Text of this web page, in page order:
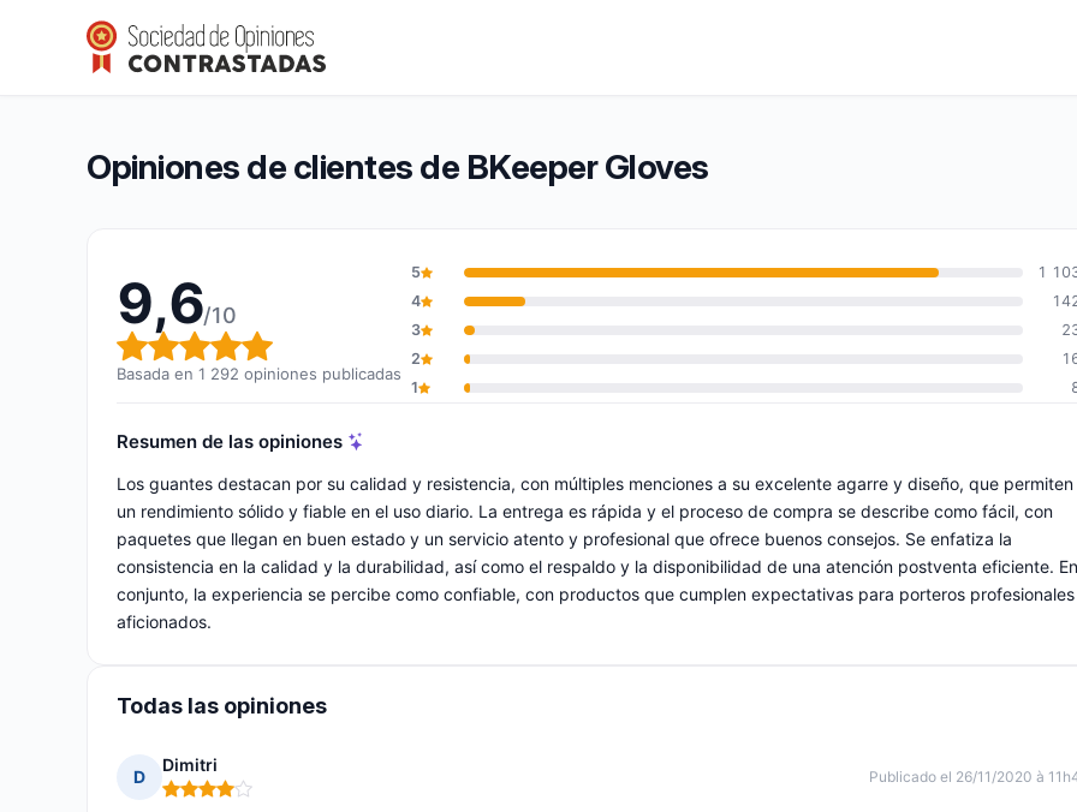
BKeeper Gloves
Calificación global: 9,6 de 10
9,6/10(1 292 opiniones)
Opiniones de clientes de BKeeper Gloves
9,6/10
Calificación global: 9,6 de 10
Basada en 1 292 opiniones publicadas
5
1
4
3
2
1
Resumen de las opiniones
Los guantes destacan por su calidad y resistencia, con múltiples menciones a su excelente agarre y diseño, que permiten
un rendimiento sólido y fiable en el uso diario. La entrega es rápida y el proceso de compra se describe como fácil, con
paquetes que llegan en buen estado y un servicio atento y profesional que ofrece buenos consejos. Se enfatiza la
consistencia en la calidad y la durabilidad, así como el respaldo y la disponibilidad de una atención postventa eficiente. En
conjunto, la experiencia se percibe como confiable, con productos que cumplen expectativas para porteros
aficionados.
Todas las opiniones
D
Dimitri
Nota: 4 de 5
Publicado el 26/11/2020 à